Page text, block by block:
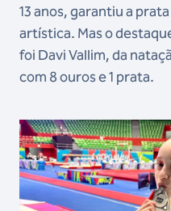
13 anos, garantiu a
artística. Mas o
foi Davi Vallim, da
com 8 ouros e 1 prata.